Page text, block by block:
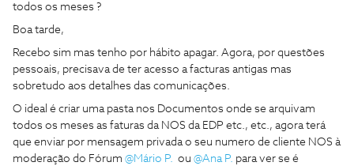
todos os meses ?
Boa tarde,
Recebo sim mas tenho por hábito apagar. Agora, por questões
pessoais, precisava de ter acesso a facturas antigas mas
sobretudo aos detalhes das comunicações.
O ideal é criar uma pasta nos Documentos onde se arquivam
todos os meses as faturas da NOS da EDP etc., etc., agora terá
que enviar por mensagem privada o seu numero de cliente NOS à
moderação do Fórum @Mário P. ou @Ana P. para ver se é